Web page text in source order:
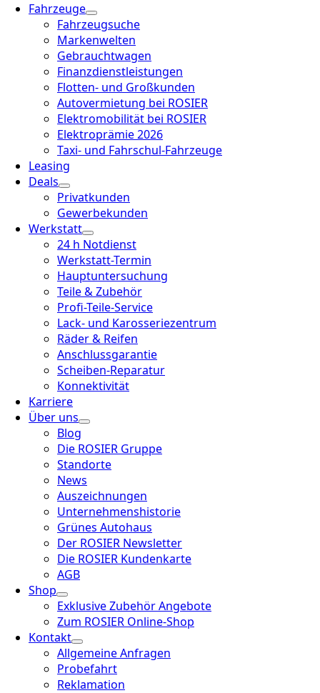
Fahrzeuge
Fahrzeugsuche
Markenwelten
Gebrauchtwagen
Finanzdienstleistungen
Flotten- und Großkunden
Autovermietung bei ROSIER
Elektromobilität bei ROSIER
Elektroprämie 2026
Taxi- und Fahrschul-Fahrzeuge
Leasing
Deals
Privatkunden
Gewerbekunden
Werkstatt
24 h Notdienst
Werkstatt-Termin
Hauptuntersuchung
Teile & Zubehör
Profi-Teile-Service
Lack- und Karosseriezentrum
Räder & Reifen
Anschlussgarantie
Scheiben-Reparatur
Konnektivität
Karriere
Über uns
Blog
Die ROSIER Gruppe
Standorte
News
Auszeichnungen
Unternehmenshistorie
Grünes Autohaus
Der ROSIER Newsletter
Die ROSIER Kundenkarte
AGB
Shop
Exklusive Zubehör Angebote
Zum ROSIER Online-Shop
Kontakt
Allgemeine Anfragen
Probefahrt
Reklamation